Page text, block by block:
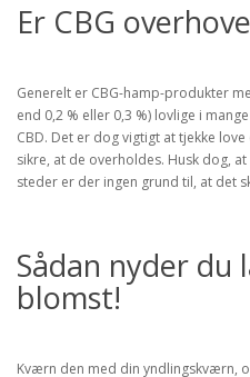
Er CBG
Generelt er CBG-hamp-produkter
end 0,2 % eller 0,3 %) lovlige i
CBD. Det er dog vigtigt at tjekke
sikre, at de overholdes. Husk dog,
steder er der ingen grund til, at det
Sådan nyder du
blomst!
Kværn den med din yndlingskværn,